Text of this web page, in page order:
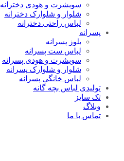
سویشرت و هودی دخترانه
شلوار و شلوارک دخترانه
لباس راحتی دخترانه
پسرانه
بلوز پسرانه
لباس ست پسرانه
سویشرت و هودی پسرانه
شلوار و شلوارک پسرانه
لباس خانگی پسرانه
تولیدی لباس بچه گانه
تک سایز
وبلاگ
تماس با ما